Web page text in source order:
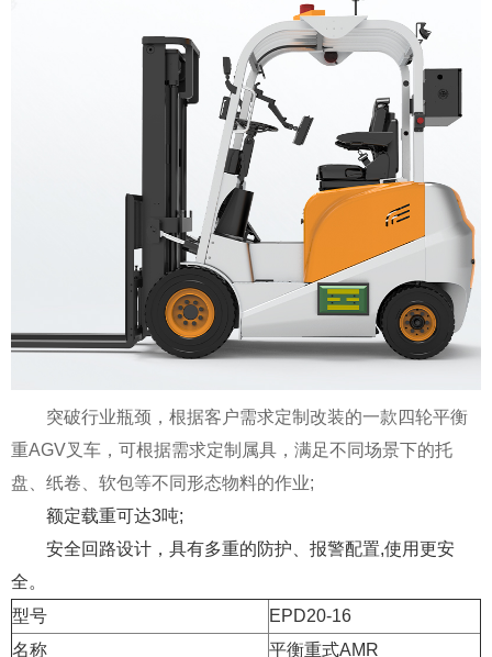
突破行业瓶颈，根据客户需求定制改装的一款四轮平衡
重AGV叉车，可根据需求定制属具，满足不同场景下的托
盘、纸卷、软包等不同形态物料的作业;
额定载重可达3吨;
安全回路设计，具有多重的防护、报警配置,使用更安
全。
型号
EPD20-16
名称
平衡重式AMR